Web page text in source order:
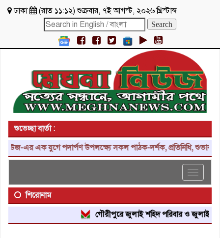
ঢাকা (রাত ১১:১২)শুক্রবার, ৭ই আগস্ট, ২০২৬ খ্রিস্টাব্দ
শুভেচ্ছা বার্তা :
যুগে পদার্পণ উপলক্ষ্যে সকল পাঠক-দর্শক, প্রতিনিধি, শুভাকাঙ্ক্ষী,
Toggle
শিরোনাম
গৌরীপুরে জুলাই শহিদ পরিবার ও জুলাই যোদ্ধাদের